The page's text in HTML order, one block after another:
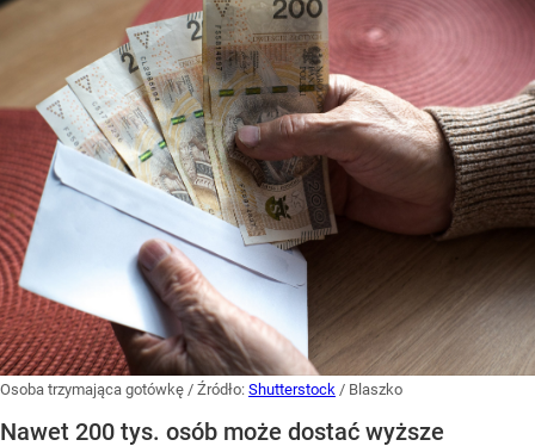
Osoba trzymająca gotówkę / Źródło: Shutterstock / Blaszko
Nawet 200 tys. osób może dostać wyższe